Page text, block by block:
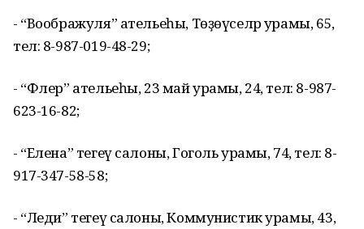
- “Воображуля” ательеһы, Төҙөүселәр урамы, 65,
тел: 8-987-019-48-29;
- “Флер” ательеһы, 23 май урамы, 24, тел: 8-987-
623-16-82;
- “Елена” тегеү салоны, Гоголь урамы, 74, тел: 8-
917-347-58-58;
- “Леди” тегеү салоны, Коммунистик урамы, 43,